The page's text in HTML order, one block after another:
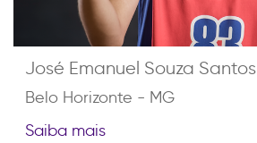
José Emanuel Souza Santos
Belo Horizonte - MG
Saiba mais